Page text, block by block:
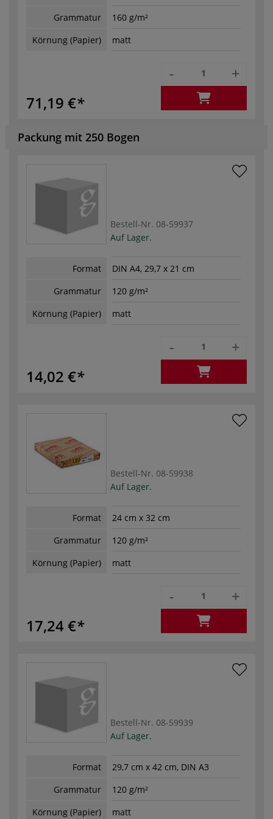
Grammatur
160 g/m²
Körnung (Papier)
matt
71,19 €
- +
Packung mit 250 Bogen
Bestell-Nr. 08-59937
Auf Lager.
Format
DIN A4, 29,7 x 21 cm
Grammatur
120 g/m²
Körnung (Papier)
matt
14,02 €
- +
Bestell-Nr. 08-59938
Auf Lager.
Format
24 cm x 32 cm
Grammatur
120 g/m²
Körnung (Papier)
matt
17,24 €
- +
Bestell-Nr. 08-59939
Auf Lager.
Format
29,7 cm x 42 cm, DIN A3
Grammatur
120 g/m²
Körnung (Papier)
matt